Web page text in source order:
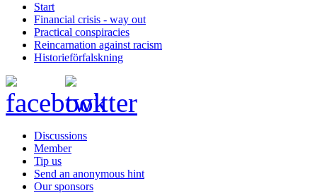
Start
Financial crisis - way out
Practical conspiracies
Reincarnation against racism
Historieförfalskning
Discussions
Member
Tip us
Send an anonymous hint
Our sponsors